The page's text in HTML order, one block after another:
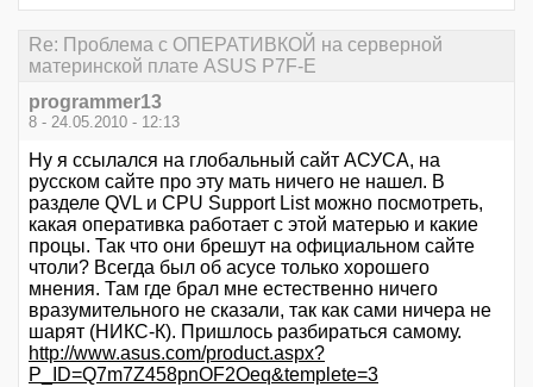
Re: Проблема с ОПЕРАТИВКОЙ на серверной
материнской плате ASUS P7F-E
programmer13
8 - 24.05.2010 - 12:13
Ну я ссылался на глобальный сайт АСУСА, на
русском сайте про эту мать ничего не нашел. В
разделе QVL и CPU Support List можно посмотреть,
какая оперативка работает с этой матерью и какие
процы. Так что они брешут на официальном сайте
чтоли? Всегда был об асусе только хорошего
мнения. Там где брал мне естественно ничего
вразумительного не сказали, так как сами ничера не
шарят (НИКС-К). Пришлось разбираться самому.
http://www.asus.com/product.aspx?
P_ID=Q7m7Z458pnOF2Oeq&templete=3